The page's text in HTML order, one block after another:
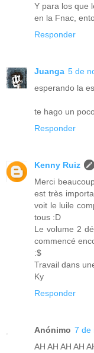
Y para los que
en la Fnac,
Responder
Juanga 5 de
esperando la
te hago un
Responder
Kenny Ruiz
Merci
est très
voit le luile
tous :D
Le volume 2
commencé
:$
Travail dans
Ky
Responder
Anónimo 7 de
AH AH AH AH